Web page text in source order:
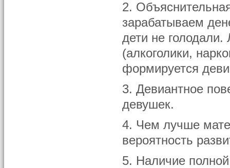
2.
зарабатываем
дети не
(алкоголики,
формируется
3. Девиантное
девушек.
4. Чем лучше
вероятность
5. Наличие